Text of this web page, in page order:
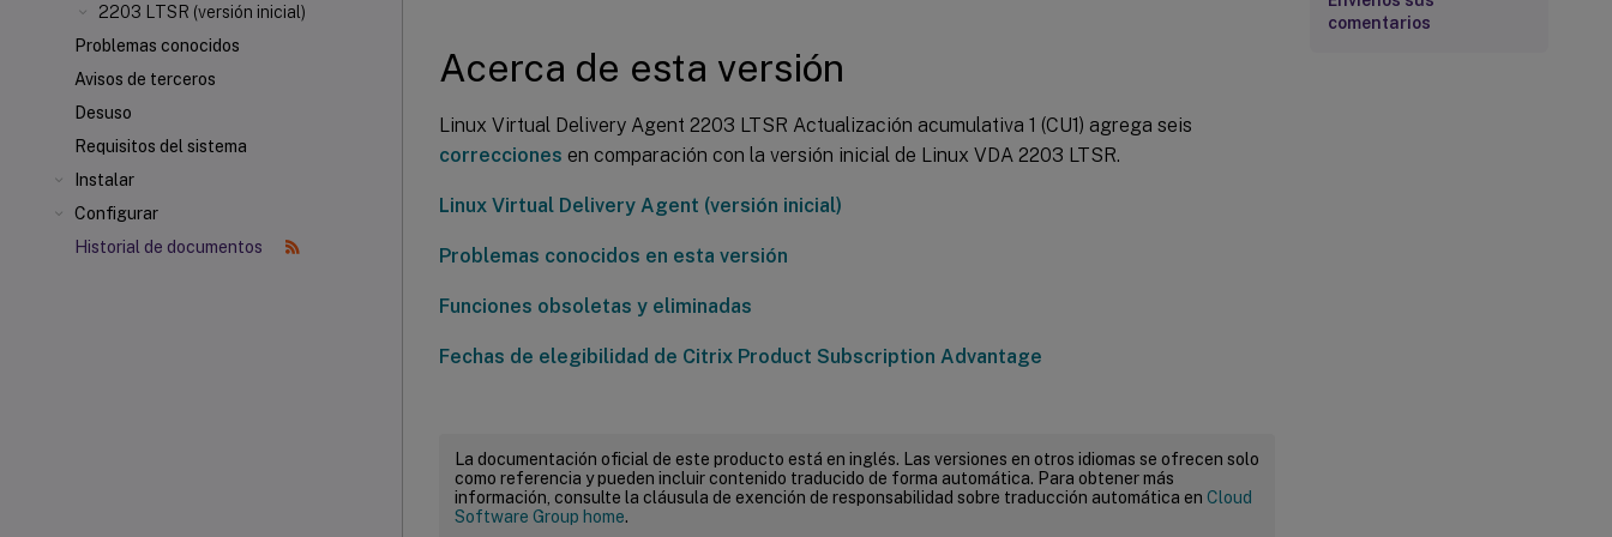
2203 LTSR (versión inicial)
Problemas conocidos
Avisos de terceros
Desuso
Requisitos del sistema
Instalar
Configurar
Historial de documentos
Acerca de esta versión
Linux Virtual Delivery Agent 2203 LTSR Actualización acumulativa 1 (CU1) agrega seis
correcciones en comparación con la versión inicial de Linux VDA 2203 LTSR.
Linux Virtual Delivery Agent (versión inicial)
Problemas conocidos en esta versión
Funciones obsoletas y eliminadas
Fechas de elegibilidad de Citrix Product Subscription Advantage
La documentación oficial de este producto está en inglés. Las versiones en otros idiomas se ofrecen solo
como referencia y pueden incluir contenido traducido de forma automática. Para obtener más
información, consulte la cláusula de exención de responsabilidad sobre traducción automática en Cloud
Software Group home.
comentarios